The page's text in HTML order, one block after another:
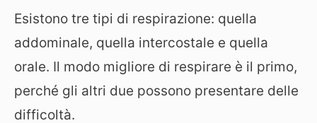
Esistono tre tipi di respirazione: quella
addominale, quella intercostale e quella
orale. Il modo migliore di respirare è il primo,
perché gli altri due possono presentare delle
difficoltà.